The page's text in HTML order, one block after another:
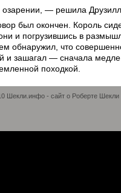
— решила
был окончен. Король
и погрузившись в
обнаружил, что
и зашагал — сначала
походкой.
Шекли.инфо - сайт о Роберте